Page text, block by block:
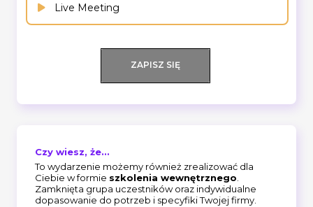
Live Meeting
ZAPISZ SIĘ
Czy wiesz, że...
To wydarzenie możemy również zrealizować dla
Ciebie w formie szkolenia wewnętrznego
Zamknięta grupa uczestników oraz indywidualne
dopasowanie do potrzeb i specyfiki Twojej firmy.